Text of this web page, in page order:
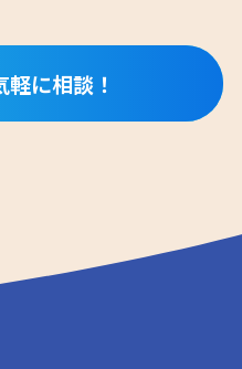
に相談！